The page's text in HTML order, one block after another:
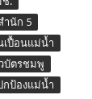
ำนัก 5
เปื้อนแม่น้ำ
บัตรชมพู
กป้องแม่น้ำ